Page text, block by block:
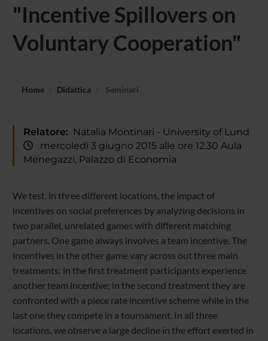
"Incentive Spillovers on
Voluntary Cooperation"
Home Didattica Seminari
Relatore: Natalia Montinari - University of Lund
mercoledì 3 giugno 2015 alle ore 12.30 Aula
Menegazzi, Palazzo di Economia
We test, in three different locations, the impact of
incentives on social preferences by analyzing decisions in
two parallel, unrelated games with different matching
partners. One game always involves a team incentive. The
incentives in the other game vary across out three main
treatments: in the first treatment participants experience
another team incentive; in the second treatment they are
confronted with a piece rate incentive scheme while in the
last one they compete in a tournament. In all three
locations, we observe a large decline in the effort exerted in